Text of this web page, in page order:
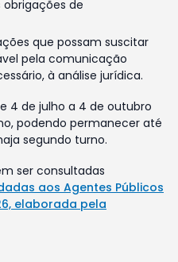
de
que possam suscitar
pela comunicação
à análise jurídica.
4 de julho a 4 de outubro
podendo permanecer até
segundo turno.
ser consultadas
aos Agentes Públicos
elaborada pela